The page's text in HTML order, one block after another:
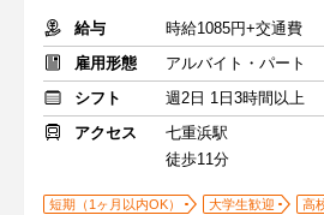
給与
時給1085円+交通費
雇用形態
アルバイト・パート
シフト
週2日 1日3時間以上
アクセス
七重浜駅
徒歩11分
短期（1ヶ月以内OK） 大学生歓迎
高